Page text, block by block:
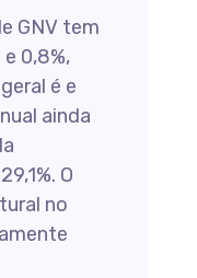
GNV tem
0,8%,
é e
ainda
O
no